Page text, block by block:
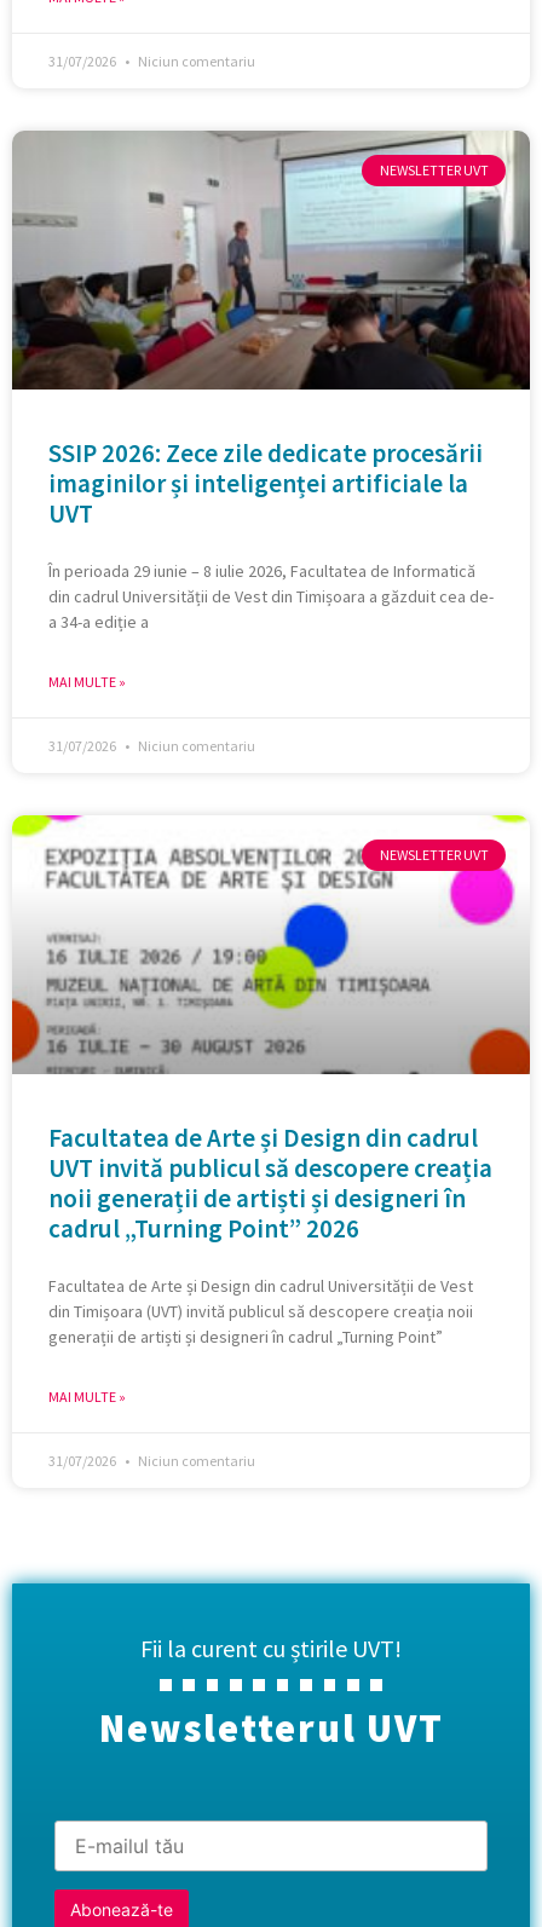
31/07/2026 Niciun comentariu
NEWSLETTER UVT
SSIP 2026: Zece zile dedicate procesării
imaginilor și inteligenței artificiale la
UVT
În perioada 29 iunie – 8 iulie 2026, Facultatea de Informatică
din cadrul Universității de Vest din Timișoara a găzduit cea de-
a 34-a ediție a
MAI MULTE »
31/07/2026 Niciun comentariu
NEWSLETTER UVT
Facultatea de Arte și Design din cadrul
UVT invită publicul să descopere creația
noii generații de artiști și designeri în
cadrul „Turning Point” 2026
Facultatea de Arte și Design din cadrul Universității de Vest
din Timișoara (UVT) invită publicul să descopere creația noii
generații de artiști și designeri în cadrul „Turning Point”
MAI MULTE »
31/07/2026 Niciun comentariu
Fii la curent cu știrile UVT!
Newsletterul UVT